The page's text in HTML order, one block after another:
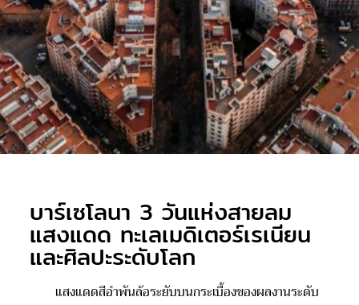
บาร์เซโลนา 3 วันแห่งสายลม
แสงแดด ทะเลเมดิเตอร์เรเนียน
และศิลปะระดับโลก
แสงแดดสีอำพันล้อระยับบนกระเบื้องของผลงานระดับ